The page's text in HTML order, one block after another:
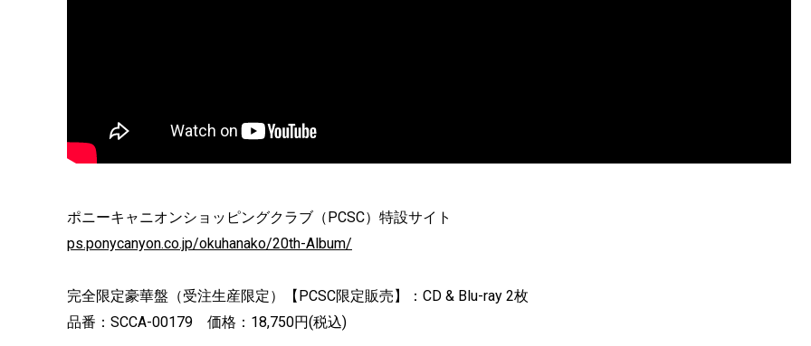
ポニーキャニオンショッピングクラブ（PCSC）特設サイト
ps.ponycanyon.co.jp/okuhanako/20th-Album/
完全限定豪華盤（受注生産限定）【PCSC限定販売】：CD & Blu-ray 2枚
品番：SCCA-00179 価格：18,750円(税込)